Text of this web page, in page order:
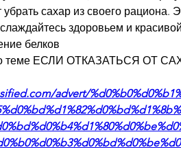
убрать сахар из своего рациона.
здоровьем и
белков
по теме ЕСЛИ ОТКАЗАТЬСЯ ОТ
advert/